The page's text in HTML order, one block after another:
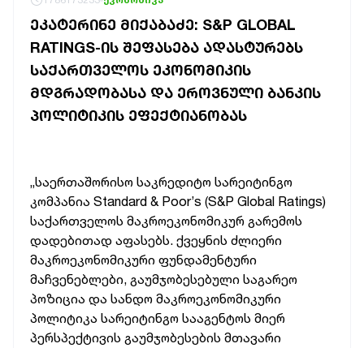
ᲔᲙᲐᲢᲔᲠᲘᲜᲔ ᲛᲘᲥᲐᲑᲐᲫᲔ: S&P GLOBAL
RATINGS-ᲘᲡ ᲨᲔᲤᲐᲡᲔᲑᲐ ᲐᲓᲐᲡᲢᲣᲠᲔᲑᲡ
ᲡᲐᲥᲐᲠᲗᲕᲔᲚᲝᲡ ᲔᲙᲝᲜᲝᲛᲘᲙᲘᲡ
ᲛᲓᲒᲠᲐᲓᲝᲑᲐᲡᲐ ᲓᲐ ᲔᲠᲝᲕᲜᲣᲚᲘ ᲑᲐᲜᲙᲘᲡ
ᲞᲝᲚᲘᲢᲘᲙᲘᲡ ᲔᲤᲔᲥᲢᲘᲐᲜᲝᲑᲐᲡ
„საერთაშორისო საკრედიტო სარეიტინგო
კომპანია Standard & Poor’s (S&P Global Ratings)
საქართველოს მაკროეკონომიკურ გარემოს
დადებითად აფასებს. ქვეყნის ძლიერი
მაკროეკონომიკური ფუნდამენტური
მაჩვენებლები, გაუმჯობესებული საგარეო
პოზიცია და სანდო მაკროეკონომიკური
პოლიტიკა სარეიტინგო სააგენტოს მიერ
პერსპექტივის გაუმჯობესების მთავარი